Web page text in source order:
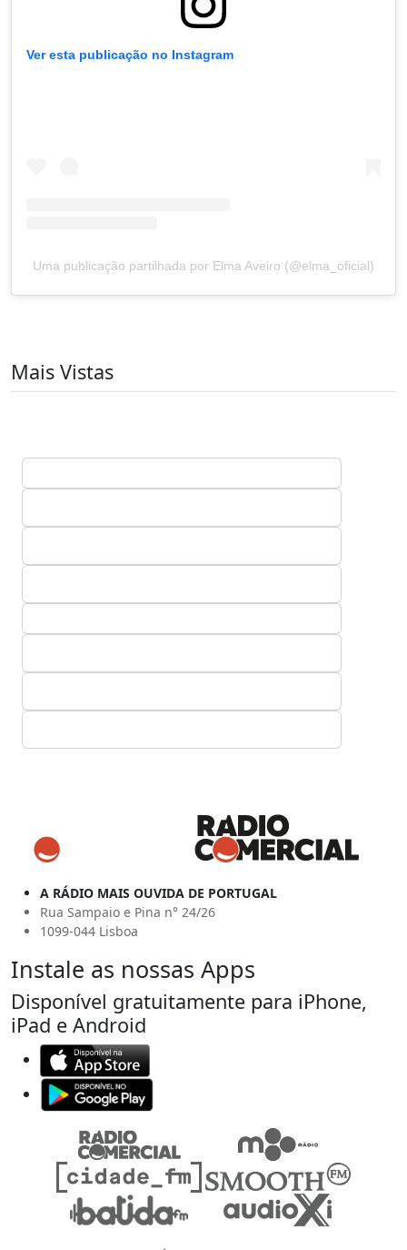
Ver esta publicação no Instagram
Uma publicação partilhada por Elma Aveiro (@elma_oficial)
Mais Vistas
A RÁDIO MAIS OUVIDA DE PORTUGAL
Rua Sampaio e Pina n° 24/26
1099-044 Lisboa
Instale as nossas Apps
Disponível gratuitamente para iPhone,
iPad e Android